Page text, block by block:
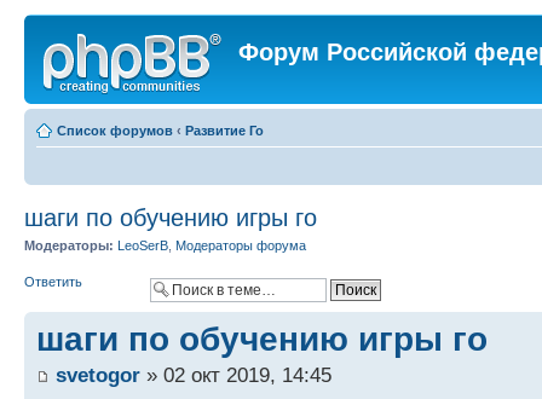
Форум Российской
Список форумов ‹ Развитие Го
шаги по обучению игры го
Модераторы: LeoSerB Модераторы форума
Ответить
шаги по обучению игры го
svetogor » 02 окт 2019, 14:45